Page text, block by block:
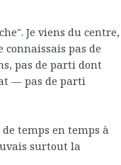
Je viens du centre,
connaissais pas de
pas de parti dont
— pas de parti
temps en temps à
surtout la